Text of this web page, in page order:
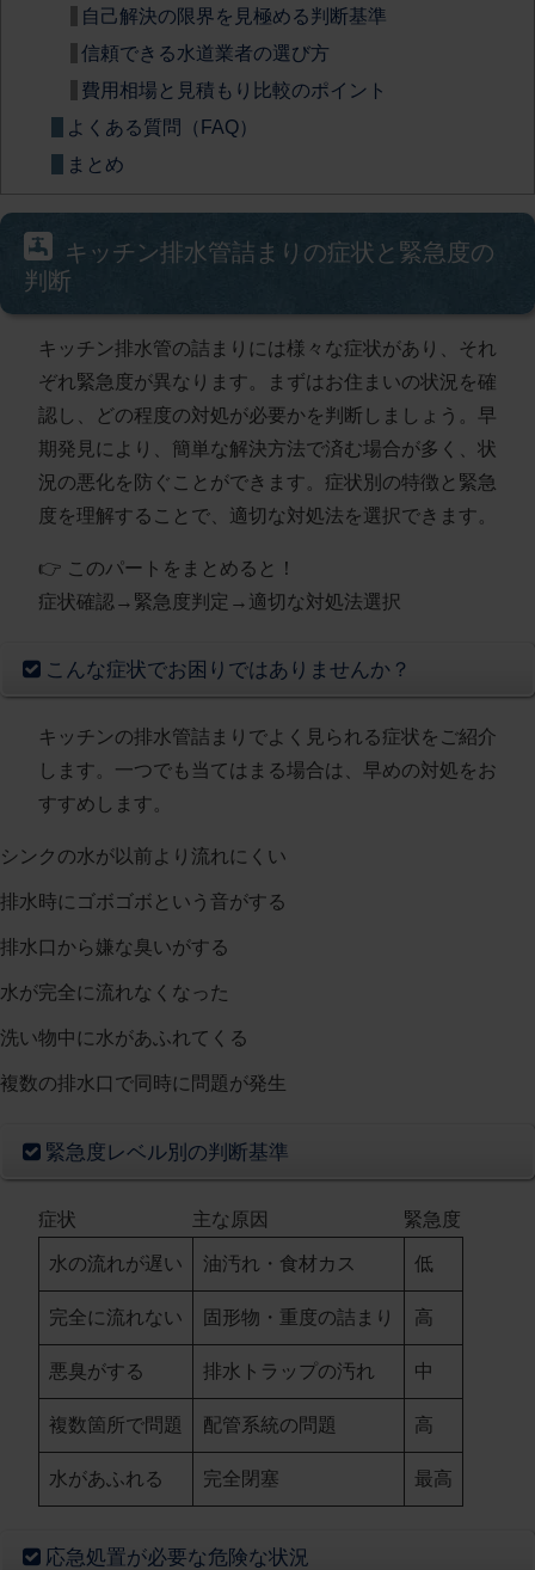
自己解決の限界を見極める判断基準
信頼できる水道業者の選び方
費用相場と見積もり比較のポイント
よくある質問（FAQ）
まとめ
キッチン排水管詰まりの症状と緊急度の
判断
キッチン排水管の詰まりには様々な症状があり、それ
ぞれ緊急度が異なります。まずはお住まいの状況を確
認し、どの程度の対処が必要かを判断しましょう。早
期発見により、簡単な解決方法で済む場合が多く、状
況の悪化を防ぐことができます。症状別の特徴と緊急
度を理解することで、適切な対処法を選択できます。
👉 このパートをまとめると！
症状確認→緊急度判定→適切な対処法選択
こんな症状でお困りではありませんか？
キッチンの排水管詰まりでよく見られる症状をご紹介
します。一つでも当てはまる場合は、早めの対処をお
すすめします。
シンクの水が以前より流れにくい
排水時にゴボゴボという音がする
排水口から嫌な臭いがする
水が完全に流れなくなった
洗い物中に水があふれてくる
複数の排水口で同時に問題が発生
緊急度レベル別の判断基準
症状 主な原因 緊急度
水の流れが遅い 油汚れ・食材カス 低
完全に流れない 固形物・重度の詰まり 高
悪臭がする 排水トラップの汚れ 中
複数箇所で問題 配管系統の問題 高
水があふれる 完全閉塞 最高
応急処置が必要な危険な状況